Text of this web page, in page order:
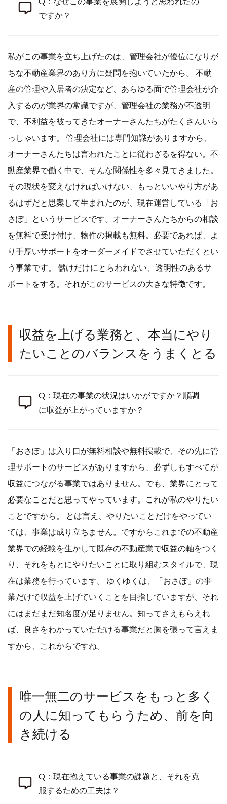
ですか？
私がこの事業を立ち上げたのは、管理会社が優位になりが
ちな不動産業界のあり方に疑問を抱いていたから。 不動
産の管理や入居者の決定など、あらゆる面で管理会社が介
入するのが業界の常識ですが、管理会社の業務が不透明
で、不利益を被ってきたオーナーさんたちがたくさんいら
っしゃいます。 管理会社には専門知識がありますから、
オーナーさんたちは言われたことに従わざるを得ない。不
動産業界で働く中で、そんな関係性を多々見てきました。
その現状を変えなければいけない、もっといいやり方があ
るはずだと思案して生まれたのが、現在運営している「お
さぽ」というサービスです。オーナーさんたちからの相談
を無料で受け付け、物件の掲載も無料。必要であれば、よ
り手厚いサポートをオーダーメイドでさせていただくとい
う事業です。 儲けだけにとらわれない、透明性のあるサ
ポートをする。それがこのサービスの大きな特徴です。
収益を上げる業務と、本当にやり
たいことのバランスをうまくとる
Q：現在の事業の状況はいかがですか？順調
に収益が上がっていますか？
「おさぽ」は入り口が無料相談や無料掲載で、その先に管
理サポートのサービスがありますから、必ずしもすべてが
収益につながる事業ではありません。でも、業界にとって
必要なことだと思ってやっています。これが私のやりたい
ことですから。 とは言え、やりたいことだけをやってい
ては、事業は成り立ちません。ですからこれまでの不動産
業界での経験を生かして既存の不動産業で収益の軸をつく
り、それをもとにやりたいことに取り組むスタイルで、現
在は業務を行っています。 ゆくゆくは、「おさぽ」の事
業だけで収益を上げていくことを目指していますが、それ
にはまだまだ知名度が足りません。知ってさえもらえれ
ば、良さをわかっていただける事業だと胸を張って言えま
すから、これからですね。
唯一無二のサービスをもっと多く
の人に知ってもらうため、前を向
き続ける
Q：現在抱えている事業の課題と、それを克
服するための工夫は？